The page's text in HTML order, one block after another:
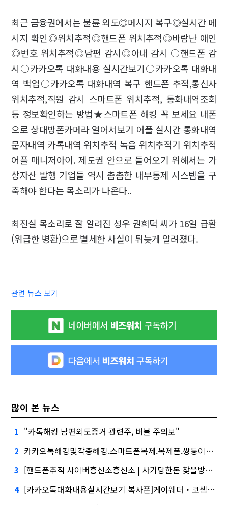
최근 금융권에서는 불륜 외도◎메시지 복구◎실시간 메
시지 확인◎위치추적◎핸드폰 위치추적◎바람난 애인
◎번호 위치추적◎남편 감시◎아내 감시 ○핸드폰 감
시○카카오톡 대화내용 실시간보기○카카오톡 대화내
역 백업○카카오톡 대화내역 복구 핸드폰 추적,통신사
위치추적,직원 감시 스마트폰 위치추적, 통화내역조회
등 정보확인하는 방법★스마트폰 해킹 꼭 보세요 내폰
으로 상대방폰카메라 열어서보기 어플 실시간 통화내역
문자내역 카톡내역 위치추적 녹음 위치추적기 위치추적
어플 매니저아이. 제도권 안으로 들어오기 위해서는 가
상자산 발행 기업들 역시 촘촘한 내부통제 시스템을 구
축해야 한다는 목소리가 나온다..
최진실 목소리로 잘 알려진 성우 권희덕 씨가 16일 급환
(위급한 병환)으로 별세한 사실이 뒤늦게 알려졌다.
관련 뉴스 보기
많이 본 뉴스
1 "카톡해킹 남편외도증거 관련주, 버블 주의보"
2 카카오톡해킹및각종해킹.스마트폰복제.복제폰.쌍둥이폰팝니다#카카오톡해킹 카카오톡해킹및각종해킹.스마트폰복제.복제폰.쌍둥이폰팝니다카카오톡해킹 심화…무엇이 갈랐나
3 [핸드폰추적 사이버흥신소흥신소 | 사기당한돈 찾을방법 | 직장직원감시]건설사-금융사 간 'PF 매칭 플랫폼' 생긴다
4 [카카오톡대화내용실시간보기 복사폰]케이웨더‧코셈‧이에이트 상장…'슈퍼위크' 열기 이어갈까